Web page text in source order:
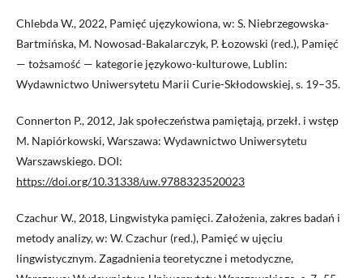
Chlebda W., 2022, Pamięć ujęzykowiona, w: S. Niebrzegowska-
Bartmińska, M. Nowosad-Bakalarczyk, P. Łozowski (red.), Pamięć
— tożsamość — kategorie językowo-kulturowe, Lublin:
Wydawnictwo Uniwersytetu Marii Curie-Skłodowskiej, s. 19–35.
Connerton P., 2012, Jak społeczeństwa pamiętają, przekł. i wstęp
M. Napiórkowski, Warszawa: Wydawnictwo Uniwersytetu
Warszawskiego. DOI:
https://doi.org/10.31338/uw.9788323520023
Czachur W., 2018, Lingwistyka pamięci. Założenia, zakres badań i
metody analizy, w: W. Czachur (red.), Pamięć w ujęciu
lingwistycznym. Zagadnienia teoretyczne i metodyczne,